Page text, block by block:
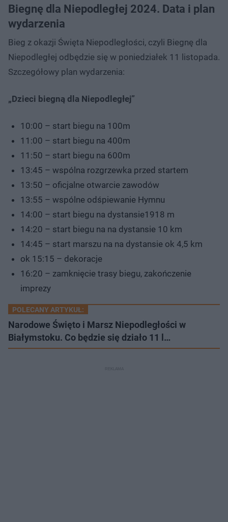
Biegnę dla Niepodległej 2024. Data i plan
wydarzenia
Bieg z okazji Święta Niepodległości, czyli Biegnę dla
Niepodległej odbędzie się w poniedziałek 11 listopada.
Szczegółowy plan wydarzenia:
„Dzieci biegną dla Niepodległej”
10:00 – start biegu na 100m
11:00 – start biegu na 400m
11:50 – start biegu na 600m
13:45 – wspólna rozgrzewka przed startem
13:50 – oficjalne otwarcie zawodów
13:55 – wspólne odśpiewanie Hymnu
14:00 – start biegu na dystansie1918 m
14:20 – start biegu na na dystansie 10 km
14:45 – start marszu na na dystansie ok 4,5 km
ok 15:15 – dekoracje
16:20 – zamknięcie trasy biegu, zakończenie
imprezy
POLECANY ARTYKUŁ:
Narodowe Święto i Marsz Niepodległości w
Białymstoku. Co będzie się działo 11 l…